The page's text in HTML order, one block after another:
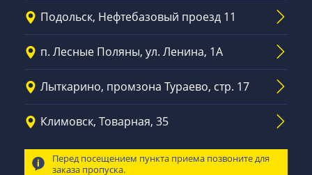
Подольск, Нефтебазовый проезд 11
п. Лесные Поляны, ул. Ленина, 1А
Лыткарино, промзона Тураево, стр. 17
Климовск, Товарная, 35
Перед посещением пункта приема позвоните для
заказа пропуска.